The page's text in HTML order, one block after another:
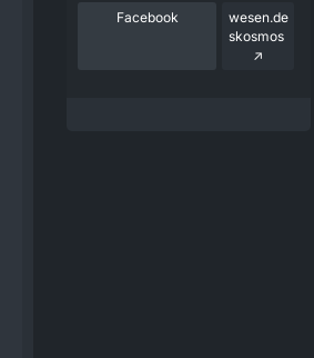
Facebook
wesen.de
skosmos